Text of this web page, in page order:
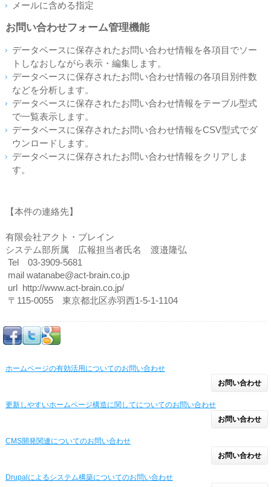
メールに含める指定
お問い合わせフォーム管理機能
データベースに保存されたお問い合わせ情報を各項目でソー
トしなおしながら表示・編集します。
データベースに保存されたお問い合わせ情報の各項目別件数
などを分析します。
データベースに保存されたお問い合わせ情報をテーブル型式
で一覧表示します。
データベースに保存されたお問い合わせ情報をCSV型式でダ
ウンロードします。
データベースに保存されたお問い合わせ情報をクリアしま
す。
【本件の連絡先】
有限会社アクト・ブレイン
システム部所属 広報担当者氏名 渡邉隆弘
Tel 03-3909-5681
mail watanabe@act-brain.co.jp
url http://www.act-brain.co.jp/
〒115-0055 東京都北区赤羽西1-5-1-1104
ホームページの有効活用についてのお問い合わせ
お問い合わせ
更新しやすいホームページ構造に関してについてのお問い合わせ
お問い合わせ
CMS開発関連についてのお問い合わせ
お問い合わせ
Drupalによるシステム構築についてのお問い合わせ